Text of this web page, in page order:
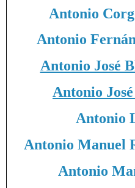
Antonio
Antonio
Antonio José
Antonio
Antonio
Antonio Manuel
Antonio